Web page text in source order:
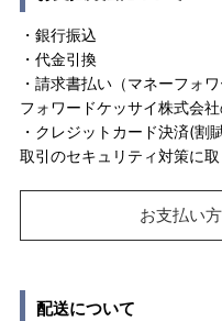
・銀行振込
・代金引換
・請求書払い（マネーフォ
フォワードケッサイ株式会社
・クレジットカード決済(割
取引のセキュリティ対策に
お支払い
配送について